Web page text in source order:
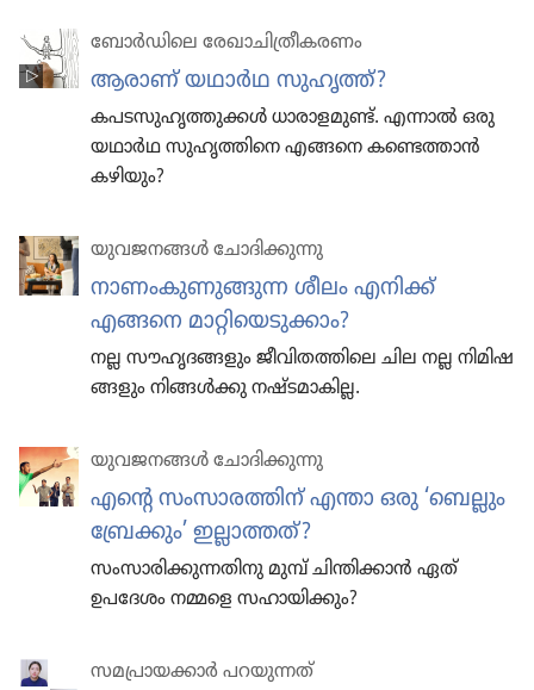
ബോർഡി​ലെ രേഖാ​ചി​ത്രീ​ക​ര​ണം
ആരാണ്‌ യഥാർഥ സുഹൃത്ത്‌?
കപടസു​ഹൃ​ത്തു​ക്കൾ ധാരാ​ള​മുണ്ട്‌. എന്നാൽ ഒരു
യഥാർഥ സുഹൃ​ത്തി​നെ എങ്ങനെ കണ്ടെത്താൻ
കഴിയും?
യുവജ​ന​ങ്ങൾ ചോദി​ക്കു​ന്നു
നാണം​കു​ണു​ങ്ങുന്ന ശീലം എനിക്ക്‌
എങ്ങനെ മാറ്റി​യെ​ടു​ക്കാം?
നല്ല സൗഹൃ​ദ​ങ്ങ​ളും ജീവി​ത​ത്തി​ലെ ചില നല്ല നിമി​ഷ​
ങ്ങ​ളും നിങ്ങൾക്കു നഷ്ടമാ​കില്ല.
യുവജ​ന​ങ്ങൾ ചോദി​ക്കു​ന്നു
എന്റെ സംസാ​ര​ത്തിന്‌ എന്താ ഒരു ‘ബെല്ലും
ബ്രേക്കും’ ഇല്ലാത്തത്‌?
സംസാ​രി​ക്കു​ന്ന​തി​നു മുമ്പ്‌ ചിന്തി​ക്കാൻ ഏത്‌
ഉപദേശം നമ്മളെ സഹായി​ക്കും?
സമപ്രായക്കാർ പറയുന്നത്